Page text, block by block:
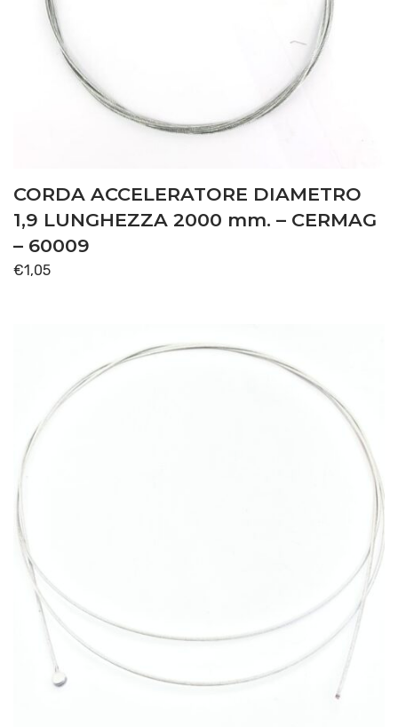
CORDA ACCELERATORE DIAMETRO
1,9 LUNGHEZZA 2000 mm. – CERMAG
– 60009
€1,05